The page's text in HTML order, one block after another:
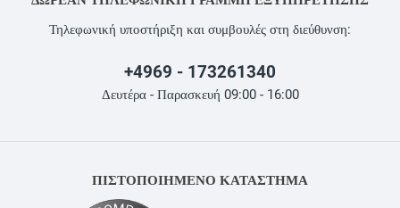
Τηλεφωνική υποστήριξη και συμβουλές στη διεύθυνση:
+4969 - 173261340
Δευτέρα - Παρασκευή 09:00 - 16:00
ΠΙΣΤΟΠΟΙΗΜΕΝΟ ΚΑΤΑΣΤΗΜΑ